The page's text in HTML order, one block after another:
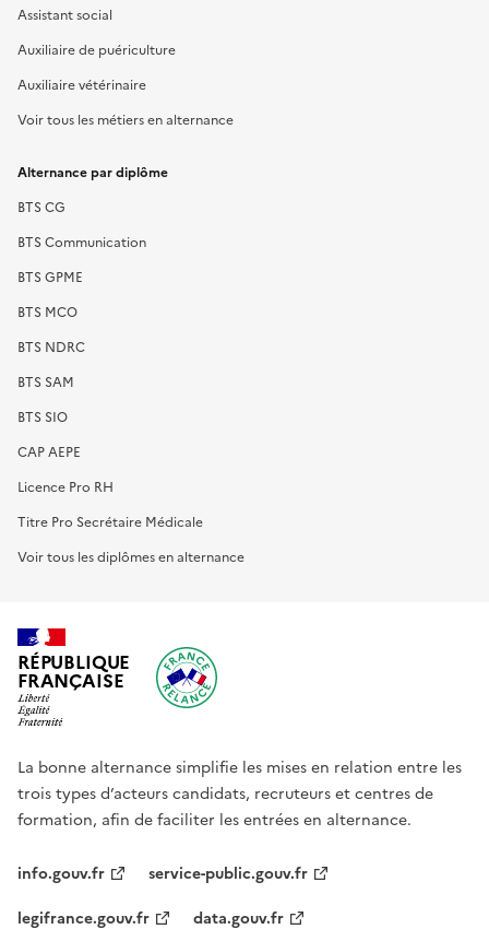
Assistant social
Auxiliaire de puériculture
Auxiliaire vétérinaire
Voir tous les métiers en alternance
Alternance par diplôme
BTS CG
BTS Communication
BTS GPME
BTS MCO
BTS NDRC
BTS SAM
BTS SIO
CAP AEPE
Licence Pro RH
Titre Pro Secrétaire Médicale
Voir tous les diplômes en alternance
RÉPUBLIQUE
FRANÇAISE
La bonne alternance simplifie les mises en relation entre les
trois types d’acteurs candidats, recruteurs et centres de
formation, afin de faciliter les entrées en alternance.
info.gouv.fr service-public.gouv.fr
legifrance.gouv.fr data.gouv.fr